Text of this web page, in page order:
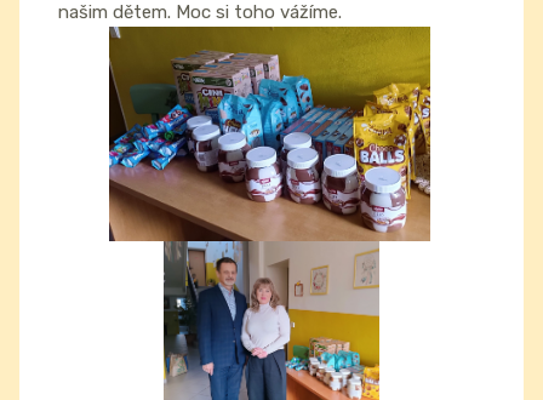
našim dětem. Moc si toho vážíme.